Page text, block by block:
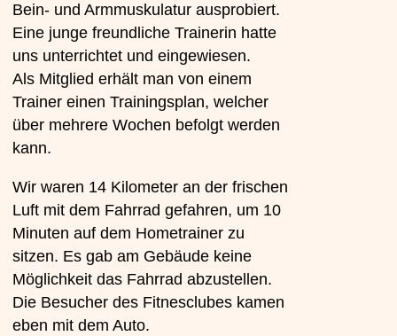
Bein- und Armmuskulatur ausprobiert.
Eine junge freundliche Trainerin hatte
uns unterrichtet und eingewiesen.
Als Mitglied erhält man von einem
Trainer einen Trainingsplan, welcher
über mehrere Wochen befolgt werden
kann.
Wir waren 14 Kilometer an der frischen
Luft mit dem Fahrrad gefahren, um 10
Minuten auf dem Hometrainer zu
sitzen. Es gab am Gebäude keine
Möglichkeit das Fahrrad abzustellen.
Die Besucher des Fitnesclubes kamen
eben mit dem Auto.